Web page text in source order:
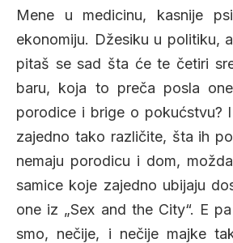
Mene u medicinu, kasnije
ekonomiju. Džesiku u politiku,
pitaš se sad šta će te četiri
baru, koja to preča posla
porodice i brige o pokućstvu?
zajedno tako različite, šta ih
nemaju porodicu i dom,
samice koje zajedno ubijaju
one iz „Sex and the City“. E
smo, nečije, i nečije majke